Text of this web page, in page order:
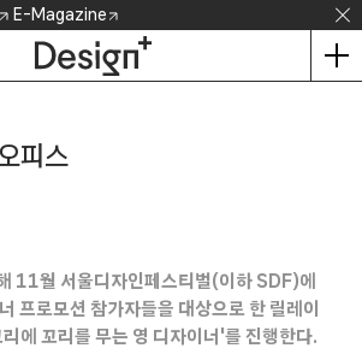
E-Magazine
피스
11월 서울디자인페스티벌(이하 SDF)에
프로모션 참가자들을 대상으로 한 릴레이
에 꼬리를 무는 영 디자이너'를 진행한다.